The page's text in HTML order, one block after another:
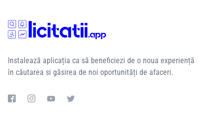
Instalează aplicația ca să beneficiezi de o noua experiență
în căutarea si găsirea de noi oportunități de afaceri.